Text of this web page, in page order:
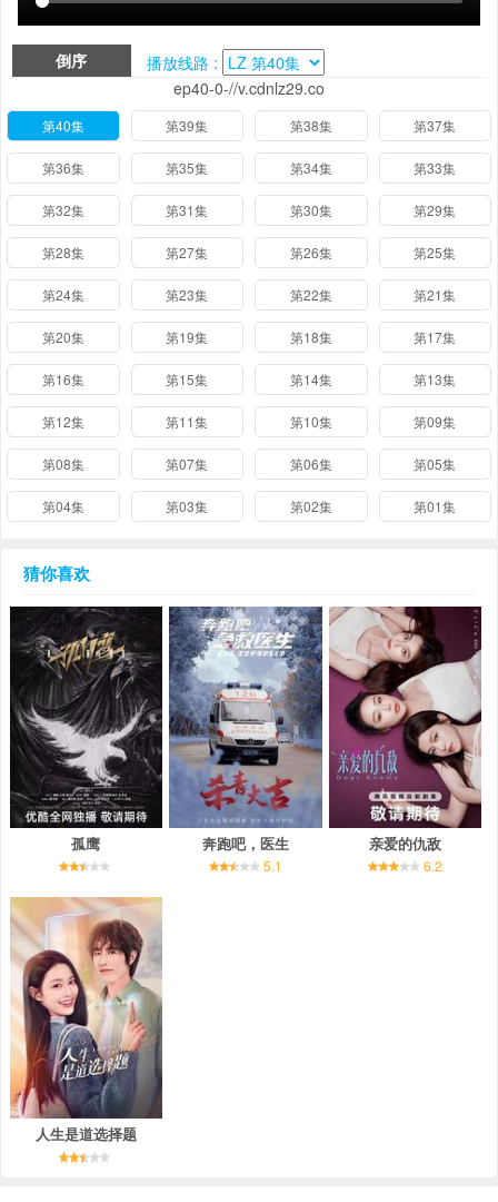
倒序
播放线路 :
ep40-0-//v.cdnlz29.co
第40集 第39集 第38集 第37集
第36集 第35集 第34集 第33集
第32集 第31集 第30集 第29集
第28集 第27集 第26集 第25集
第24集 第23集 第22集 第21集
第20集 第19集 第18集 第17集
第16集 第15集 第14集 第13集
第12集 第11集 第10集 第09集
第08集 第07集 第06集 第05集
第04集 第03集 第02集 第01集
猜你喜欢
孤鹰 奔跑吧，医生
5.1
亲爱的仇敌
6.2
人生是道选择题